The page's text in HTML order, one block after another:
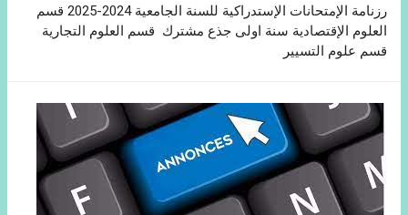
رزنامة الإمتحانات الإستدراكية للسنة الجامعية 2024-2025 قسم
العلوم الإقتصادية سنة اولى جذع مشترك قسم العلوم التجارية
قسم علوم التسيير